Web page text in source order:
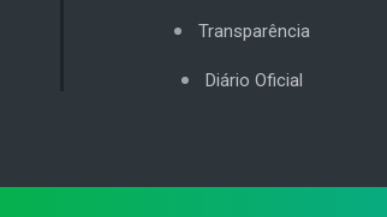
Transparência
Diário Oficial